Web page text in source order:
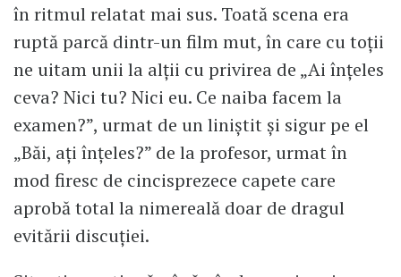
în ritmul relatat mai sus. Toată scena era
ruptă parcă dintr-un film mut, în care cu toții
ne uitam unii la alții cu privirea de „Ai înțeles
ceva? Nici tu? Nici eu. Ce naiba facem la
examen?”, urmat de un liniștit și sigur pe el
„Băi, ați înțeles?” de la profesor, urmat în
mod firesc de cincisprezece capete care
aprobă total la nimereală doar de dragul
evitării discuției.